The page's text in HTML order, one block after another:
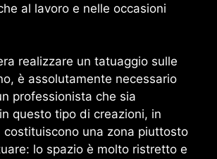
al lavoro e nelle occasioni
realizzare un tatuaggio sulle
è assolutamente necessario
professionista che sia
questo tipo di creazioni, in
una zona piuttosto
lo spazio è molto ristretto e